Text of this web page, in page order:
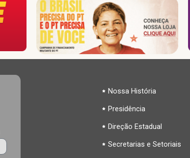
Nossa História
Presidência
Direção Estadual
Secretarias e Setoriais